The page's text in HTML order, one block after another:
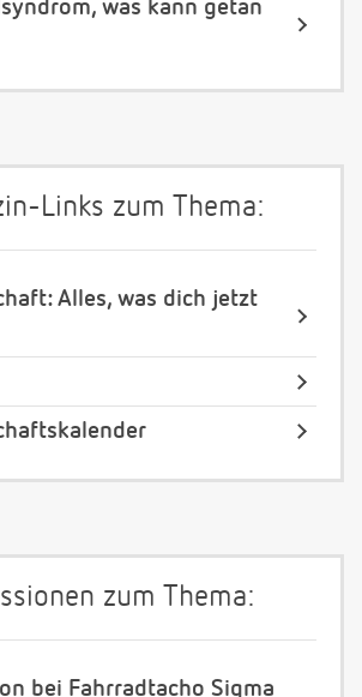
was kann getan
Links zum Thema:
Alles, was dich jetzt
zum Thema:
bei Fahrradtacho Sigma